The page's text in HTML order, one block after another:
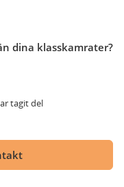
dina klasskamrater?
tagit del